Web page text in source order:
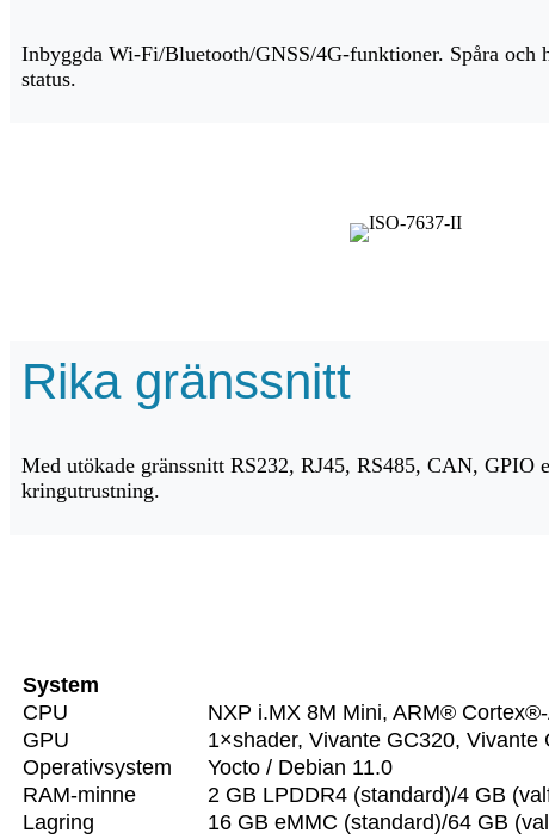
Inbyggda Wi-Fi/Bluetooth/GNSS/4G-funktioner. Spåra och
status.
Rika gränssnitt
Med utökade gränssnitt RS232, RJ45, RS485, CAN, GPIO
kringutrustning.
System
CPU
NXP i.MX 8M Mini, ARM®
GPU
1×shader, Vivante GC320, Vivante
Operativsystem
Yocto / Debian 11.0
RAM-minne
2 GB LPDDR4 (standard)/4 GB
Lagring
16 GB eMMC (standard)/64 GB